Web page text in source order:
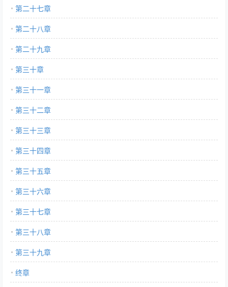
第二十七章
第二十八章
第二十九章
第三十章
第三十一章
第三十二章
第三十三章
第三十四章
第三十五章
第三十六章
第三十七章
第三十八章
第三十九章
终章